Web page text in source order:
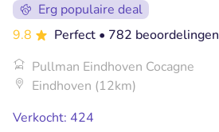
Erg populaire deal
9.8
Perfect • 782 beoordelingen
Pullman Eindhoven Cocagne
Eindhoven (12km)
Verkocht: 424